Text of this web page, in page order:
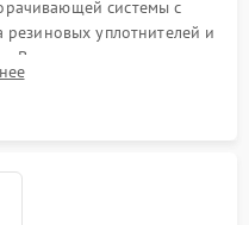
системы с
уплотнителей и
Вакуумирование корпуса
или аргоном для